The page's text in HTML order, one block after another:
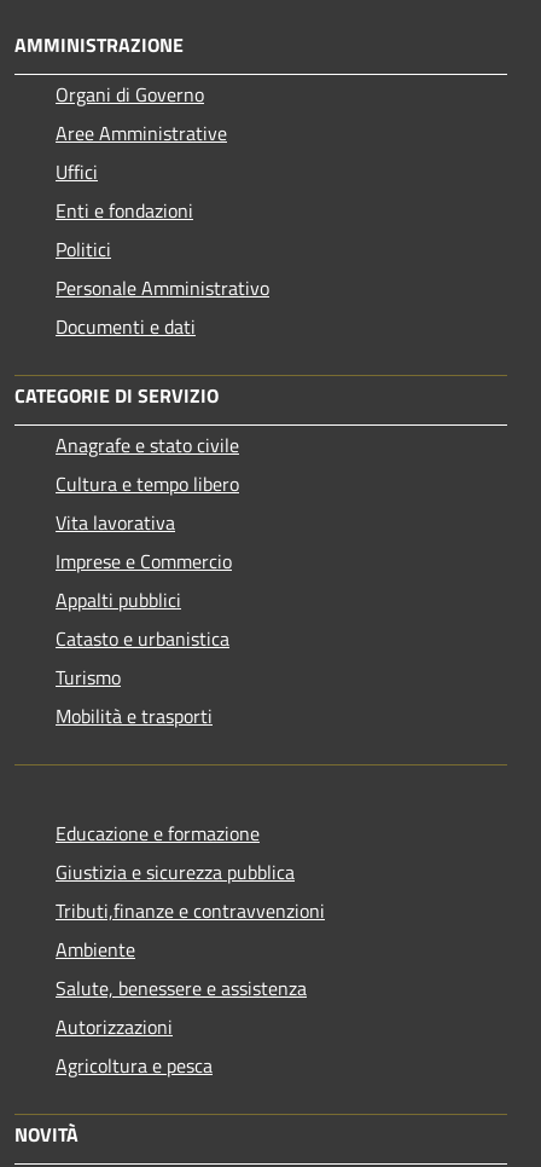
AMMINISTRAZIONE
Organi di Governo
Aree Amministrative
Uffici
Enti e fondazioni
Politici
Personale Amministrativo
Documenti e dati
CATEGORIE DI SERVIZIO
Anagrafe e stato civile
Cultura e tempo libero
Vita lavorativa
Imprese e Commercio
Appalti pubblici
Catasto e urbanistica
Turismo
Mobilità e trasporti
Educazione e formazione
Giustizia e sicurezza pubblica
Tributi,finanze e contravvenzioni
Ambiente
Salute, benessere e assistenza
Autorizzazioni
Agricoltura e pesca
NOVITÀ